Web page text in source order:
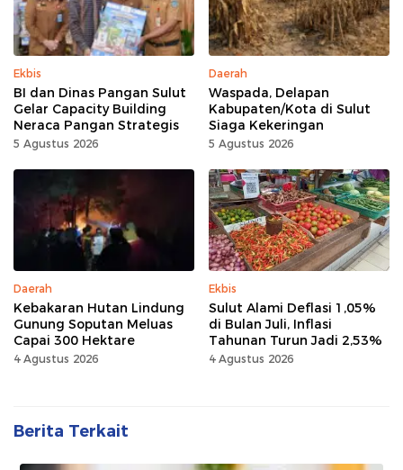
Ekbis
BI dan Dinas Pangan Sulut
Gelar Capacity Building
Neraca Pangan Strategis
5 Agustus 2026
Daerah
Waspada, Delapan
Kabupaten/Kota di Sulut
Siaga Kekeringan
5 Agustus 2026
Daerah
Kebakaran Hutan Lindung
Gunung Soputan Meluas
Capai 300 Hektare
4 Agustus 2026
Ekbis
Sulut Alami Deflasi 1,05%
di Bulan Juli, Inflasi
Tahunan Turun Jadi 2,53%
4 Agustus 2026
Berita Terkait